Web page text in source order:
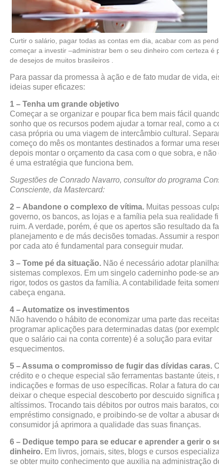
Curtir o salário, pagar todas as contas em dia, acabar com as
começar a investir –administrar bem o seu dinheiro com certeza é
de desejos de muitos brasileiros .
Para passar da promessa à ação e de fato mudar de vida,
ideias super eficazes:
1 – Tenha um grande objetivo
Começar a se organizar e poupar fica bem mais fácil
sonho que os recursos podem ajudar a tornar real, como a
casa própria ou uma viagem de intercâmbio cultural.
começo do mês os montantes destinados a formar uma
depois montar o orçamento da casa com o que sobra, e não
é uma estratégia que funciona bem.
Sugestões de Conrado Navarro, consultor do programa
Consciente, da Mastercard:
2 – Abandone o complexo de vítima. Muitas pessoas
governo, os bancos, as lojas e a família pela sua realidade
ruim. A verdade, porém, é que os apertos são resultado da
planejamento e de más decisões tomadas. Assumir a
por cada ato é fundamental para conseguir mudar.
3 – Tome pé da situação. Não é necessário adotar
sistemas complexos. Em um singelo caderninho pode-se
rigor, todos os gastos da família. A contabilidade feita
cabeça engana.
4 – Automatize os investimentos
Não havendo o hábito de economizar uma parte das
programar aplicações para determinadas datas (por
que o salário cai na conta corrente) é a solução para evitar
esquecimentos.
5 – Assuma o compromisso de fugir das dívidas caras.
crédito e o cheque especial são ferramentas bastante úteis,
indicações e formas de uso específicas. Rolar a fatura do
deixar o cheque especial descoberto por descuido significa
altíssimos. Trocando tais débitos por outros mais baratos,
empréstimo consignado, e proibindo-se de voltar a abusar
consumidor já aprimora a qualidade das suas finanças.
6 – Dedique tempo para se educar e aprender a gerir o
dinheiro. Em livros, jornais, sites, blogs e cursos
se obter muito conhecimento que auxilia na administração